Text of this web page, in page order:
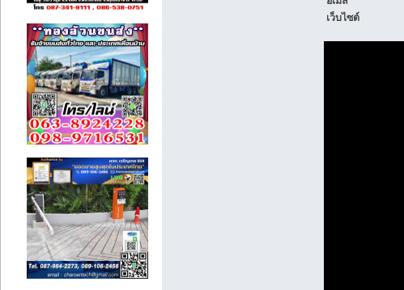
เว็บไซต์